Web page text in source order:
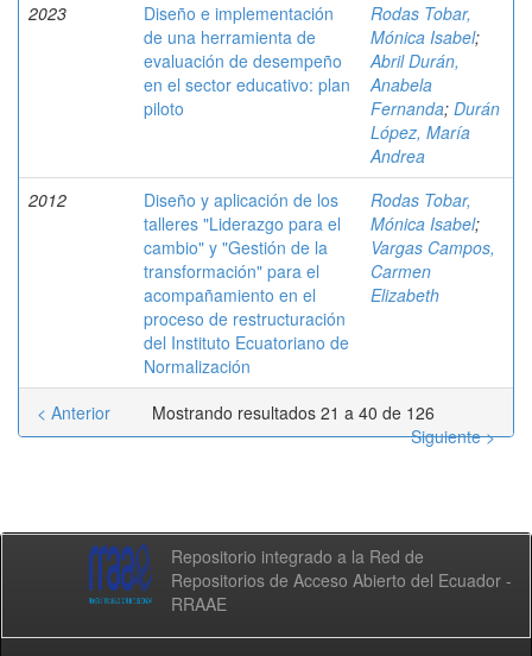
2023
Diseño e implementación
de una herramienta de
evaluación de desempeño
en el sector educativo: plan
piloto
Rodas Tobar,
Mónica Isabel;
Abril Durán,
Anabela
Fernanda; Durán
López, María
Andrea
2012
Diseño y aplicación de los
talleres "Liderazgo para el
cambio" y "Gestión de la
transformación" para el
acompañamiento en el
proceso de restructuración
del Instituto Ecuatoriano de
Normalización
Rodas Tobar,
Mónica Isabel;
Vargas Campos,
Carmen
Elizabeth
Mostrando resultados 21 a 40 de 126
< Anterior
Siguiente >
Repositorio integrado a la Red de
Repositorios de Acceso Abierto del Ecuador -
RRAAE